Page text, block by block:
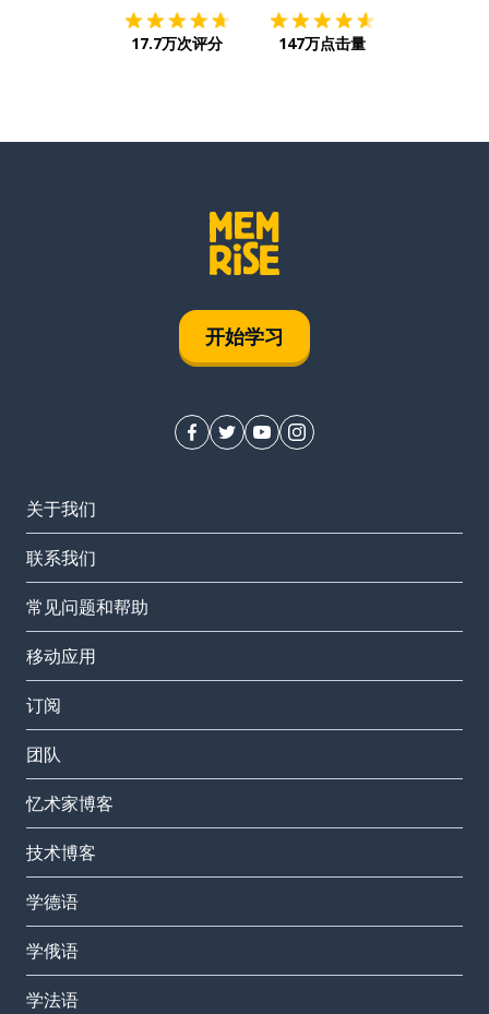
17.7万次评分 147万点击量
开始学习
关于我们
联系我们
常见问题和帮助
移动应用
订阅
团队
忆术家博客
技术博客
学德语
学俄语
学法语